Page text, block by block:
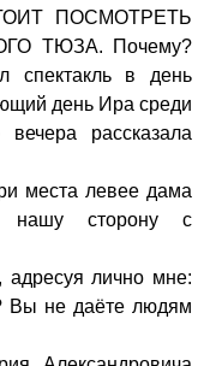
ПОСМОТРЕТЬ
ТЮЗА. Почему?
спектакль в день
день Ира среди
рассказала
места левее дама
нашу сторону с
лично мне:
Вы не даёте людям